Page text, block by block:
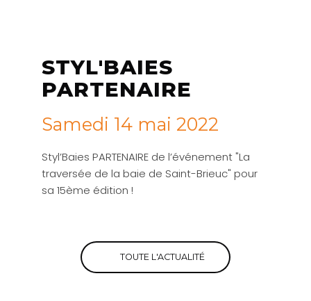
STYL'BAIES
PARTENAIRE
Samedi 14 mai 2022
Styl’Baies PARTENAIRE de l’événement "La
traversée de la baie de Saint-Brieuc" pour
sa 15ème édition !
TOUTE L'ACTUALITÉ